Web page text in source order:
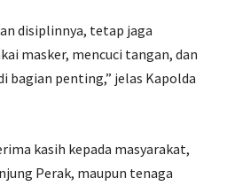
disiplinnya, tetap jaga
masker, mencuci tangan, dan
bagian penting,” jelas Kapolda
kasih kepada masyarakat,
Perak, maupun tenaga